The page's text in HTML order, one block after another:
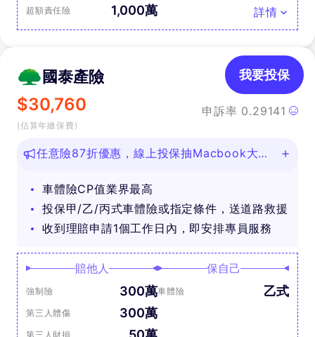
超額責任險 1,000萬 詳情
國泰產險
$30,760
(估算年繳保費)
申訴率 0.29141
我要投保
任意險87折優惠，線上投保抽Macbook大
車體險CP值業界最高
投保甲/乙/丙式車體險或指定條件，送道路救援
收到理賠申請1個工作日內，即安排專員服務
賠他人
強制險 300萬
第三人體傷 300萬
第三人財損
保自己
車體險 乙式